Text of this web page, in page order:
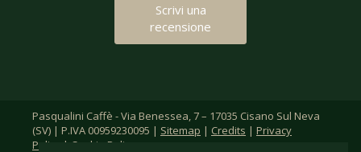
Scrivi una
recensione
Pasqualini Caffè - Via Benessea, 7 – 17035 Cisano Sul Neva
(SV) | P.IVA 00959230095 | Sitemap | Credits | Privacy
Policy
| Cookie Policy